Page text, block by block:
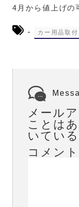
4月から値上げの
- カー用品取付
メール
ことは
いてい
コメント